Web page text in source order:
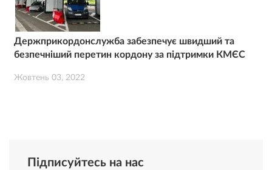
Держприкордонслужба забезпечує швидший та
безпечніший перетин кордону за підтримки КМЄС
Жовтень 03, 2022
Підписуйтесь на нас